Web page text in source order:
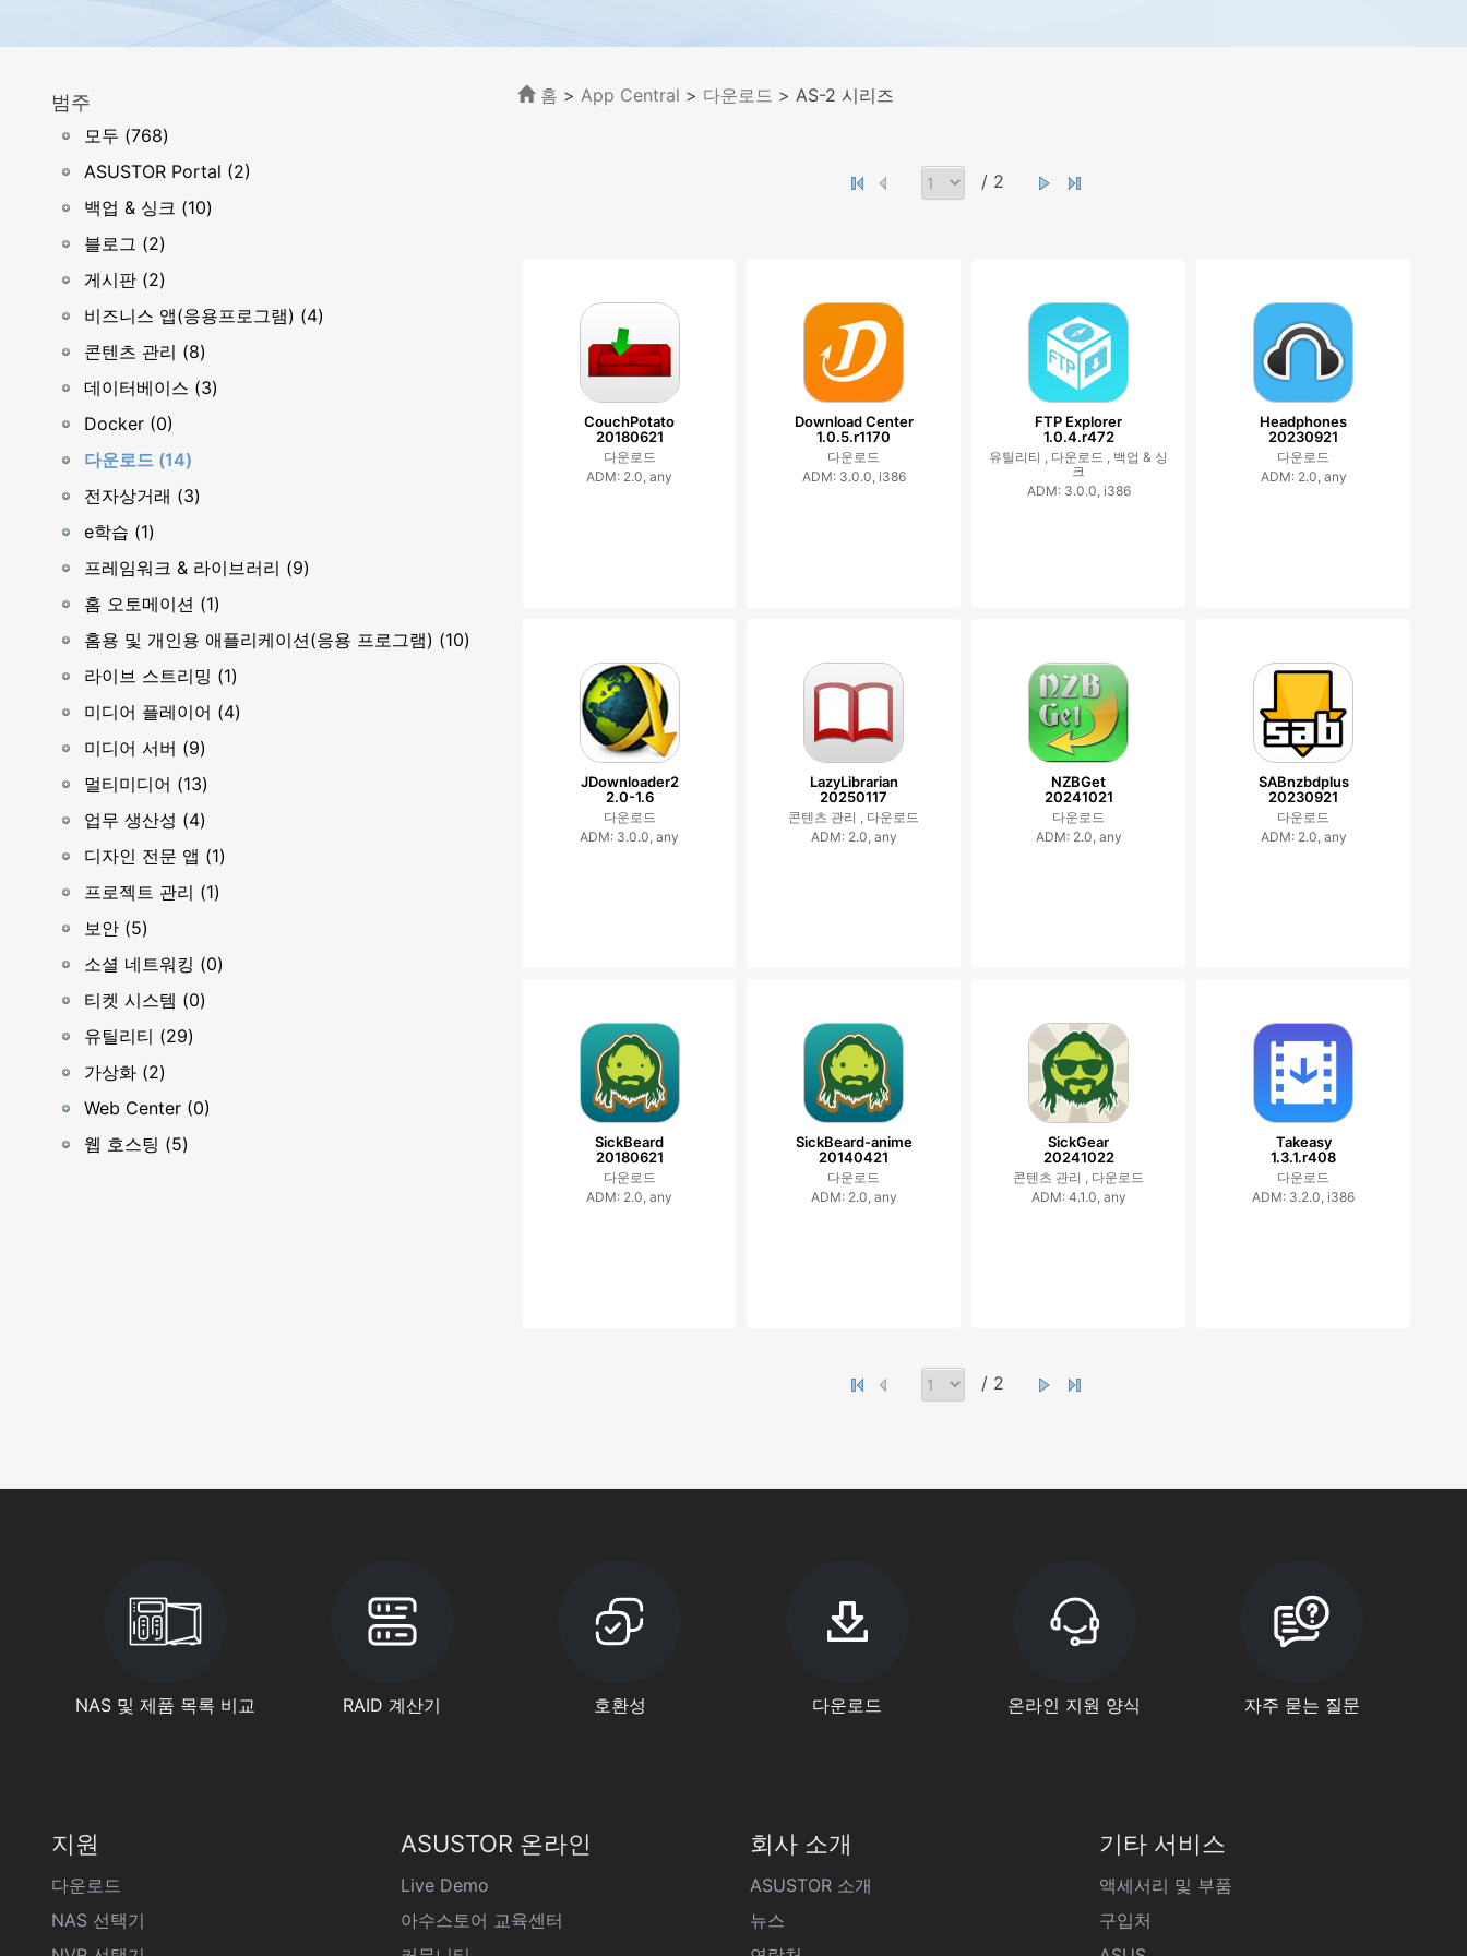
범주
모두 (768)
ASUSTOR Portal (2)
백업 & 싱크 (10)
블로그 (2)
게시판 (2)
비즈니스 앱(응용프로그램) (4)
콘텐츠 관리 (8)
데이터베이스 (3)
Docker (0)
다운로드 (14)
전자상거래 (3)
e학습 (1)
프레임워크 & 라이브러리 (9)
홈 오토메이션 (1)
홈용 및 개인용 애플리케이션(응용 프로그램) (10)
라이브 스트리밍 (1)
미디어 플레이어 (4)
미디어 서버 (9)
멀티미디어 (13)
업무 생산성 (4)
디자인 전문 앱 (1)
프로젝트 관리 (1)
보안 (5)
소셜 네트워킹 (0)
티켓 시스템 (0)
유틸리티 (29)
가상화 (2)
Web Center (0)
웹 호스팅 (5)
홈 > App Central > 다운로드 > AS-2 시리즈
/ 2
CouchPotato
20180621
다운로드
ADM: 2.0, any
Download Center
1.0.5.r1170
다운로드
ADM: 3.0.0, i386
FTP Explorer
1.0.4.r472
유틸리티 , 다운로드 , 백업 & 싱
크
ADM: 3.0.0, i386
Headphones
20230921
다운로드
ADM: 2.0, any
JDownloader2
2.0-1.6
다운로드
ADM: 3.0.0, any
LazyLibrarian
20250117
콘텐츠 관리 , 다운로드
ADM: 2.0, any
NZBGet
20241021
다운로드
ADM: 2.0, any
SABnzbdplus
20230921
다운로드
ADM: 2.0, any
SickBeard
20180621
다운로드
ADM: 2.0, any
SickBeard-anime
20140421
다운로드
ADM: 2.0, any
SickGear
20241022
콘텐츠 관리 , 다운로드
ADM: 4.1.0, any
Takeasy
1.3.1.r408
다운로드
ADM: 3.2.0, i386
/ 2
NAS 및 제품 목록 비교 RAID 계산기 호환성 다운로드 온라인 지원 양식 자주 묻는 질문
지원
다운로드
NAS 선택기
ASUSTOR 온라인
Live Demo
아수스토어 교육센터
회사 소개
ASUSTOR 소개
뉴스
기타 서비스
액세서리 및 부품
구입처